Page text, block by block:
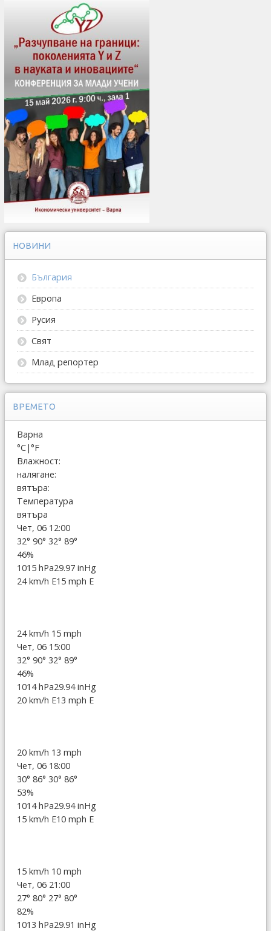
НОВИНИ
България
Европа
Русия
Свят
Млад репортер
ВРЕМЕТО
Варна
°C|°F
Влажност:
налягане:
вятъра:
Температура
вятъра
Чет, 06 12:00
32° 90° 32° 89°
46%
1015 hPa29.97 inHg
24 km/h E15 mph E
24 km/h 15 mph
Чет, 06 15:00
32° 90° 32° 89°
46%
1014 hPa29.94 inHg
20 km/h E13 mph E
20 km/h 13 mph
Чет, 06 18:00
30° 86° 30° 86°
53%
1014 hPa29.94 inHg
15 km/h E10 mph E
15 km/h 10 mph
Чет, 06 21:00
27° 80° 27° 80°
82%
1013 hPa29.91 inHg